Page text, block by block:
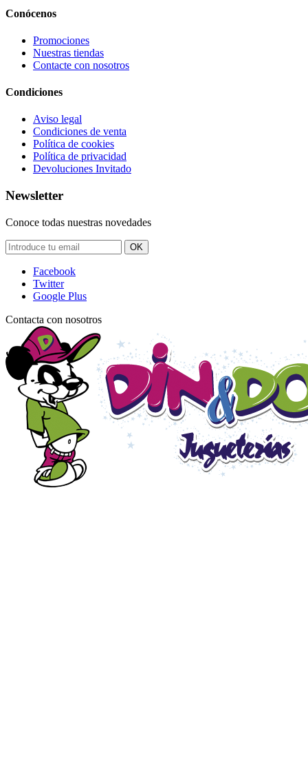
Conócenos
Promociones
Nuestras tiendas
Contacte con nosotros
Condiciones
Aviso legal
Condiciones de venta
Política de cookies
Política de privacidad
Devoluciones Invitado
Newsletter
Conoce todas nuestras novedades
OK
Facebook
Twitter
Google Plus
Contacta con nosotros